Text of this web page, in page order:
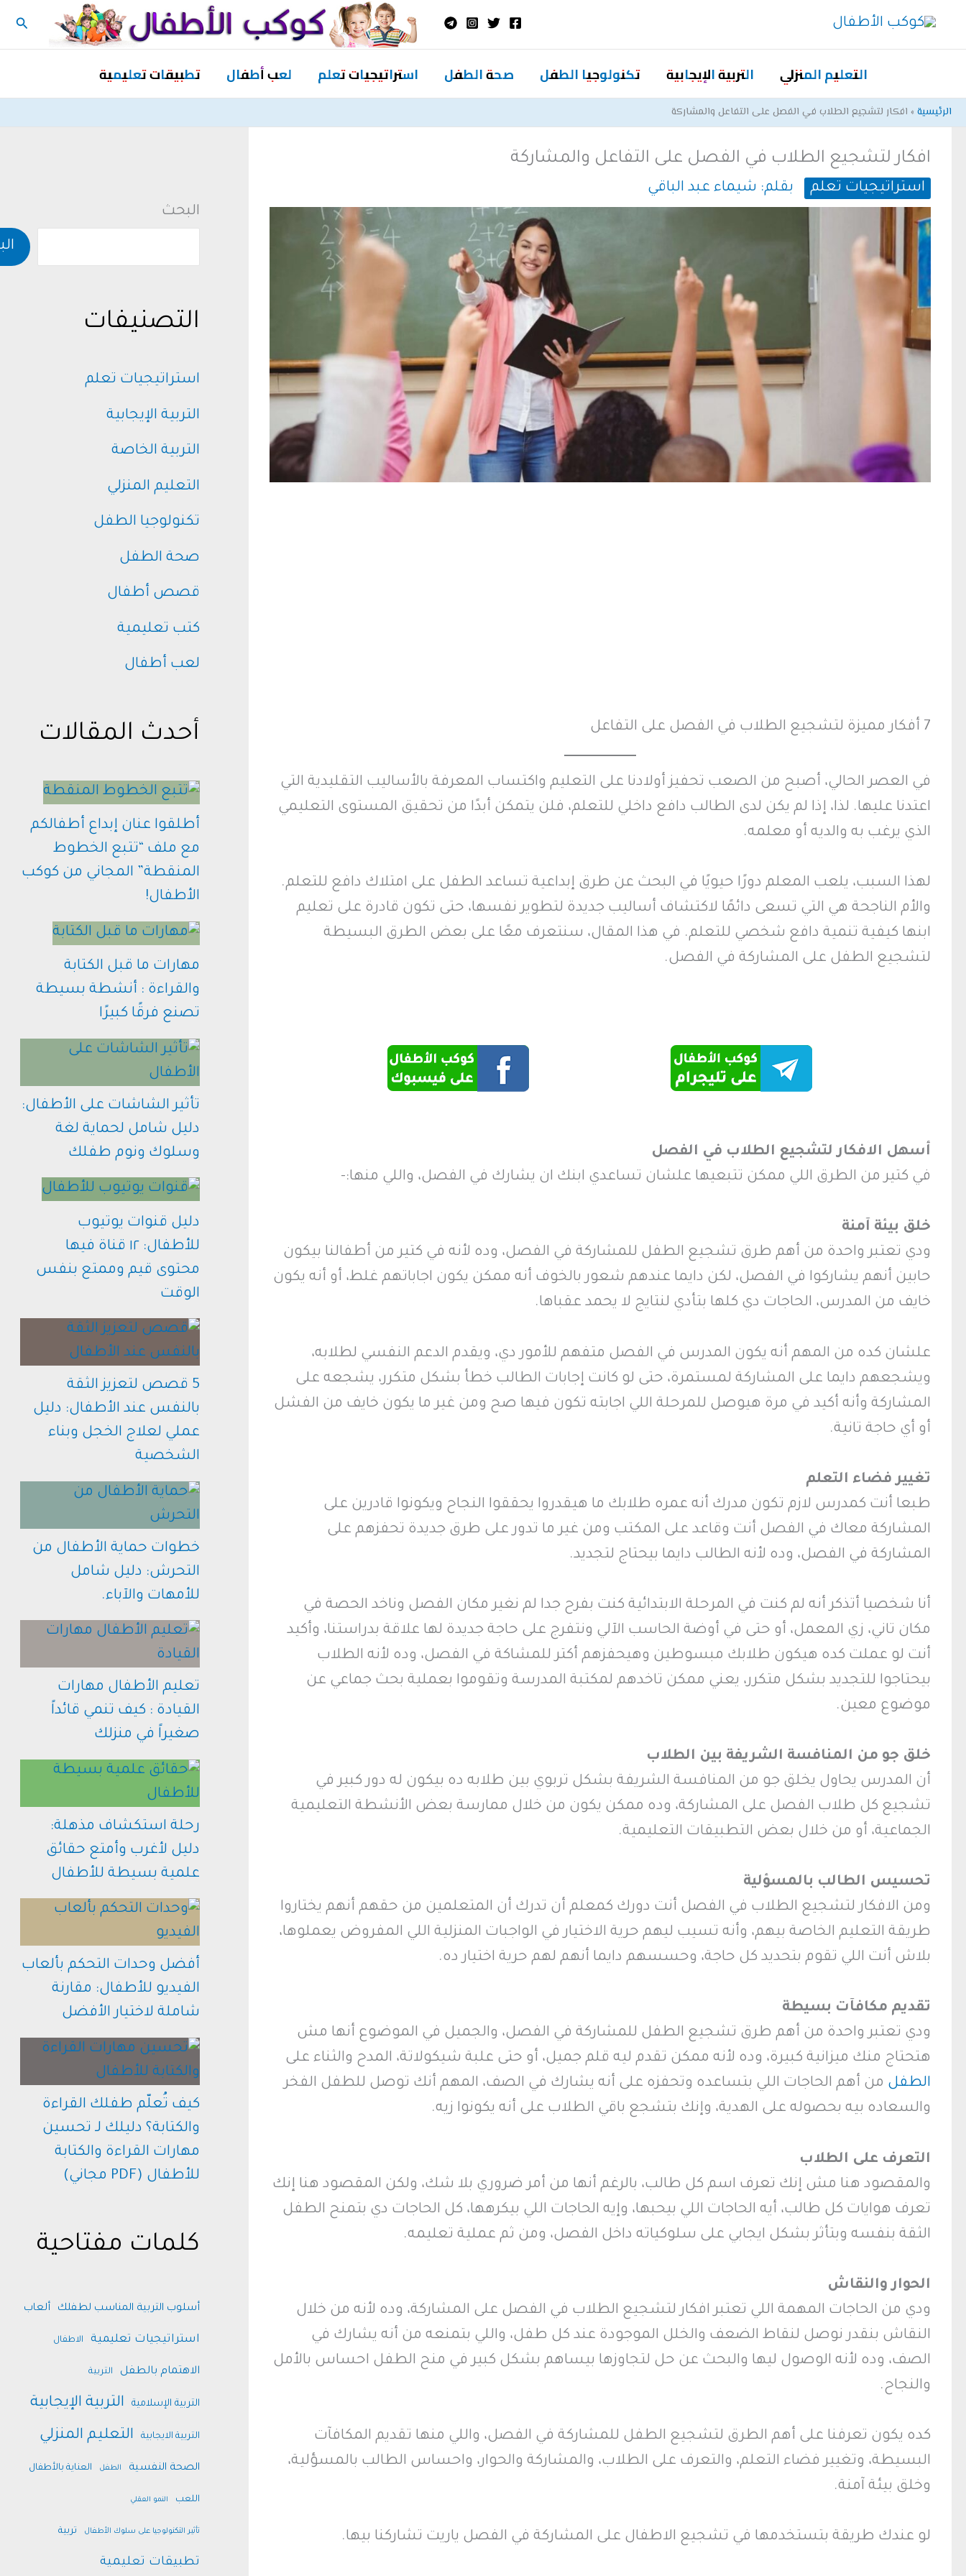
التعليم المنزلي التربية الإيجابية تكنولوجيا الطفل صحة الطفل استراتيجيات تعلم لعب أطفال تطبيقات تعليمية
الرئيسية افكار لتشجيع الطلاب في الفصل على التفاعل والمشاركة
افكار لتشجيع الطلاب في الفصل على التفاعل والمشاركة
استراتيجيات تعلم بقلم: شيماء عبد الباقي
7 أفكار مميزة لتشجيع الطلاب في الفصل على التفاعل
في العصر الحالي، أصبح من الصعب تحفيز أولادنا على التعليم واكتساب المعرفة بالأساليب التقليدية التي
اعتدنا عليها. لذا، إذا لم يكن لدى الطالب دافع داخلي للتعلم، فلن يتمكن أبدًا من تحقيق المستوى التعليمي
الذي يرغب به والديه أو معلمه.
لهذا السبب، يلعب المعلم دورًا حيويًا في البحث عن طرق إبداعية تساعد الطفل على امتلاك دافع للتعلم.
والأم الناجحة هي التي تسعى دائمًا لاكتشاف أساليب جديدة لتطوير نفسها، حتى تكون قادرة على تعليم
ابنها كيفية تنمية دافع شخصي للتعلم. في هذا المقال، سنتعرف معًا على بعض الطرق البسيطة
لتشجيع الطفل على المشاركة في الفصل.
أسهل الافكار لتشجيع الطلاب في الفصل
في كتير من الطرق اللي ممكن تتبعيها علشان تساعدي ابنك ان يشارك في الفصل، واللي منها:-
خلق بيئة آمنة
ودي تعتبر واحدة من أهم طرق تشجيع الطفل للمشاركة في الفصل، وده لأنه في كتير من أطفالنا بيكون
حابين أنهم يشاركوا في الفصل، لكن دايما عندهم شعور بالخوف أنه ممكن يكون اجاباتهم غلط، أو أنه يكون
خايف من المدرس، الحاجات دي كلها بتأدي لنتايج لا يحمد عقباها.
علشان كده من المهم أنه يكون المدرس في الفصل متفهم للأمور دي، ويقدم الدعم النفسي لطلابه،
ويشجعهم دايما على المشاركة لمستمرة، حتى لو كانت إجابات الطالب خطأ بشكل متكرر، يشجعه على
المشاركة وأنه أكيد في مرة هيوصل للمرحلة اللي اجابته تكون فيها صح ومن غير ما يكون خايف من الفشل
أو أي حاجة تانية.
تغيير فضاء التعلم
طبعا أنت كمدرس لازم تكون مدرك أنه عمره طلابك ما هيقدروا يحققوا النجاح ويكونوا قادرين على
المشاركة معاك في الفصل أنت وقاعد على المكتب ومن غير ما تدور على طرق جديدة تحفزهم على
المشاركة في الفصل، وده لأنه الطالب دايما بيحتاج لتجديد.
أنا شخصيا أتذكر أنه لم كنت في المرحلة الابتدائية كنت بفرح جدا لم نغير مكان الفصل وناخد الحصة في
مكان تاني، زي المعمل، أو حتى في أوضة الحاسب الآلي ونتفرج على حاجة جديدة لها علاقة بدراستنا، وأكيد
أنت لو عملت كده هيكون طلابك مبسوطين وهيحفزهم أكتر للمشاكة في الفصل، وده لأنه الطلاب
بيحتاجوا للتجديد بشكل متكرر، يعني ممكن تاخدهم لمكتبة المدرسة وتقوموا بعملية بحث جماعي عن
موضوع معين.
خلق جو من المنافسة الشريفة بين الطلاب
أن المدرس يحاول يخلق جو من المنافسة الشريفة بشكل تربوي بين طلابه ده بيكون له دور كبير في
تشجيع كل طلاب الفصل على المشاركة، وده ممكن يكون من خلال ممارسة بعض الأنشطة التعليمية
الجماعية، أو من خلال بعض التطبيقات التعليمية.
تحسيس الطالب بالمسؤلية
ومن الافكار لتشجيع الطلاب في الفصل أنت دورك كمعلم أن تدرك أن المتعلمين من حقهم أنهم يختاروا
طريقة التعليم الخاصة بيهم، وأنه تسيب ليهم حرية الاختيار في الواجبات المنزلية اللي المفروض يعملوها،
بلاش أنت اللي تقوم بتحديد كل حاجة، وحسسهم دايما أنهم لهم حرية اختيار ده.
تقديم مكافآت بسيطة
ودي تعتبر واحدة من أهم طرق تشجيع الطفل للمشاركة في الفصل، والجميل في الموضوع أنها مش
هتحتاج منك ميزانية كبيرة، وده لأنه ممكن تقدم ليه قلم جميل، أو حتى علبة شيكولاتة، المدح والثناء على
الطفل من أهم الحاجات اللي بتساعده وتحفزه على أنه يشارك في الصف، المهم أنك توصل للطفل الفخر
والسعاده بيه بحصوله على الهدية، وإنك بتشجع باقي الطلاب على أنه يكونوا زيه.
التعرف على الطلاب
والمقصود هنا مش إنك تعرف اسم كل طالب، بالرغم أنها من أمر ضروري بلا شك، ولكن المقصود هنا إنك
تعرف هوايات كل طالب، أيه الحاجات اللي بيحبها، وإيه الحاجات اللي بيكرهها، كل الحاجات دي بتمنح الطفل
الثقة بنفسه وبتأثر بشكل ايجابي على سلوكياته داخل الفصل، ومن ثم عملية تعليمه.
الحوار والنقاش
ودي من الحاجات المهمة اللي تعتبر افكار لتشجيع الطلاب في الفصل على المشاركة، وده لأنه من خلال
النقاش بنقدر نوصل لنقاط الضعف والخلل الموجودة عند كل طفل، واللي بتمنعه من أنه يشارك في
الصف، وده لأنه الوصول ليها والبحث عن حل لتجاوزها بيساهم بشكل كبير في منح الطفل احساس بالأمل
والنجاح.
كده يكون تعرفنا على أهم الطرق لتشجيع الطفل للمشاركة في الفصل، واللي منها تقديم المكافآت
البسيطة، وتغيير فضاء التعلم، والتعرف على الطلاب، والمشاركة والحوار، واحساس الطالب بالمسؤلية،
وخلق بيئة آمنة.
لو عندك طريقة بتستخدمها في تشجيع الاطفال على المشاركة في الفصل ياريت تشاركنا بيها.
البحث
التصنيفات
استراتيجيات تعلم
التربية الإيجابية
التربية الخاصة
التعليم المنزلي
تكنولوجيا الطفل
صحة الطفل
قصص أطفال
كتب تعليمية
لعب أطفال
أحدث المقالات
أطلقوا عنان إبداع أطفالكم
مع ملف “تتبع الخطوط
المنقطة” المجاني من كوكب
الأطفال!
مهارات ما قبل الكتابة
والقراءة : أنشطة بسيطة
تصنع فرقًا كبيرًا
تأثير الشاشات على الأطفال:
دليل شامل لحماية لغة
وسلوك ونوم طفلك
دليل قنوات يوتيوب
للأطفال: ١٢ قناة فيها
محتوى قيم وممتع بنفس
الوقت
5 قصص لتعزيز الثقة
بالنفس عند الأطفال: دليل
عملي لعلاج الخجل وبناء
الشخصية
خطوات حماية الأطفال من
التحرش: دليل شامل
للأمهات والآباء.
تعليم الأطفال مهارات
القيادة : كيف تنمي قائداً
صغيراً في منزلك
رحلة استكشاف مذهلة:
دليل لأغرب وأمتع حقائق
علمية بسيطة للأطفال
أفضل وحدات التحكم بألعاب
الفيديو للأطفال: مقارنة
شاملة لاختيار الأفضل
كيف تُعلّم طفلك القراءة
والكتابة؟ دليلك لـ تحسين
مهارات القراءة والكتابة
للأطفال (PDF مجاني)
كلمات مفتاحية
أسلوب التربية المناسب لطفلك ألعاب
استراتيجيات تعليمية الاطفال
الاهتمام بالطفل التربية
التربية الإسلامية التربية الإيجابية
التربية الايجابية التعليم المنزلي
الصحة النفسية الطفل العناية بالأطفال
اللعب النمو العقلي
تأثير التكنولوجيا على سلوك الأطفال تربية
تطبيقات تعليمية